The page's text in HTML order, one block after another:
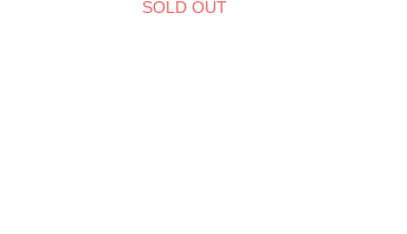
SOLD OUT